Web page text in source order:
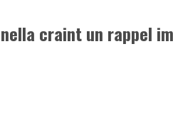
craint un rappel